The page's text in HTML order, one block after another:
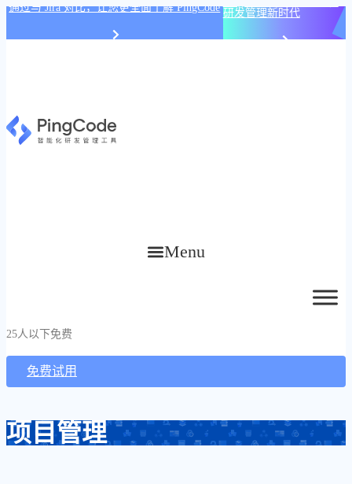
通过与 Jira 对比，让您更全面了解 PingCode 研发管理新时代
Menu
25人以下免费
免费试用
项目管理